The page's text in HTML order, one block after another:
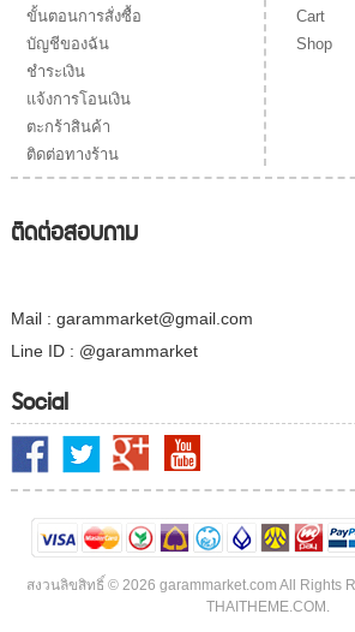
ขั้นตอนการสั่งซื้อ
บัญชีของฉัน
ชำระเงิน
แจ้งการโอนเงิน
ตะกร้าสินค้า
ติดต่อทางร้าน
Cart
Shop
ติดต่อสอบถาม
Mail : garammarket@gmail.com
Line ID : @garammarket
Social
สงวนลิขสิทธิ์ © 2026 garammarket.com All Rights
THAITHEME.COM.